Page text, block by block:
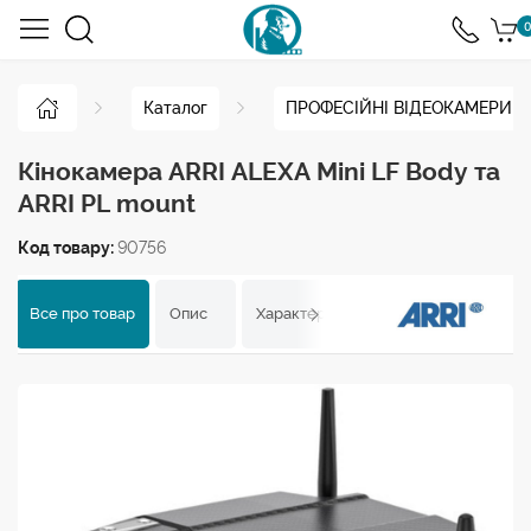
0
Каталог ПРОФЕСІЙНІ ВІДЕОКАМЕРИ
Кінокамера ARRI ALEXA Mini LF Body та
ARRI PL mount
Код товару:90756
Все про товар Опис Характеристики Відгуки